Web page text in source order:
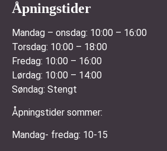
Åpningstider
Mandag – onsdag: 10:00 – 16:00
Torsdag: 10:00 – 18:00
Fredag: 10:00 – 16:00
Lørdag: 10:00 – 14:00
Søndag: Stengt
Åpningstider sommer:
Mandag- fredag: 10-15